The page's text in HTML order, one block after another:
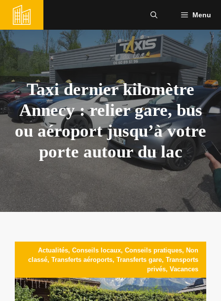
contenu
Menu
Taxi dernier kilomètre
Annecy : relier gare, bus
ou aéroport jusqu’à votre
porte autour du lac
Actualités, Conseils locaux, Conseils pratiques, Non
classé, Transferts aéroports, Transferts gare, Transports
privés, Vacances